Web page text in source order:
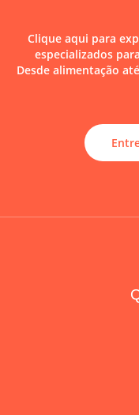
Clique aqui para
especializados
Desde alimentação